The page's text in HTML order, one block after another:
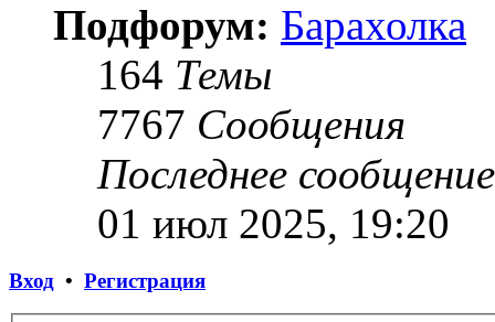
Подфорум: Барахолка
164 Темы
7767 Сообщения
Последнее сообщение
01 июл 2025, 19:20
Вход • Регистрация